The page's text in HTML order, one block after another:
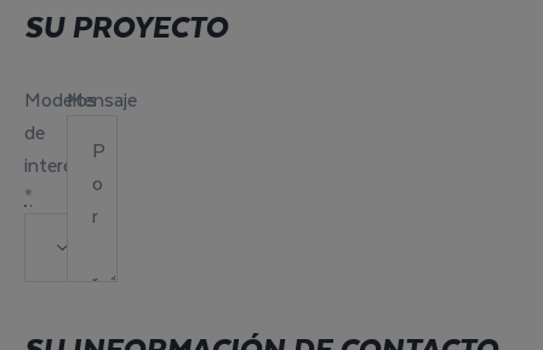
SU PROYECTO
Modelos
de
interés
*
Mensaje